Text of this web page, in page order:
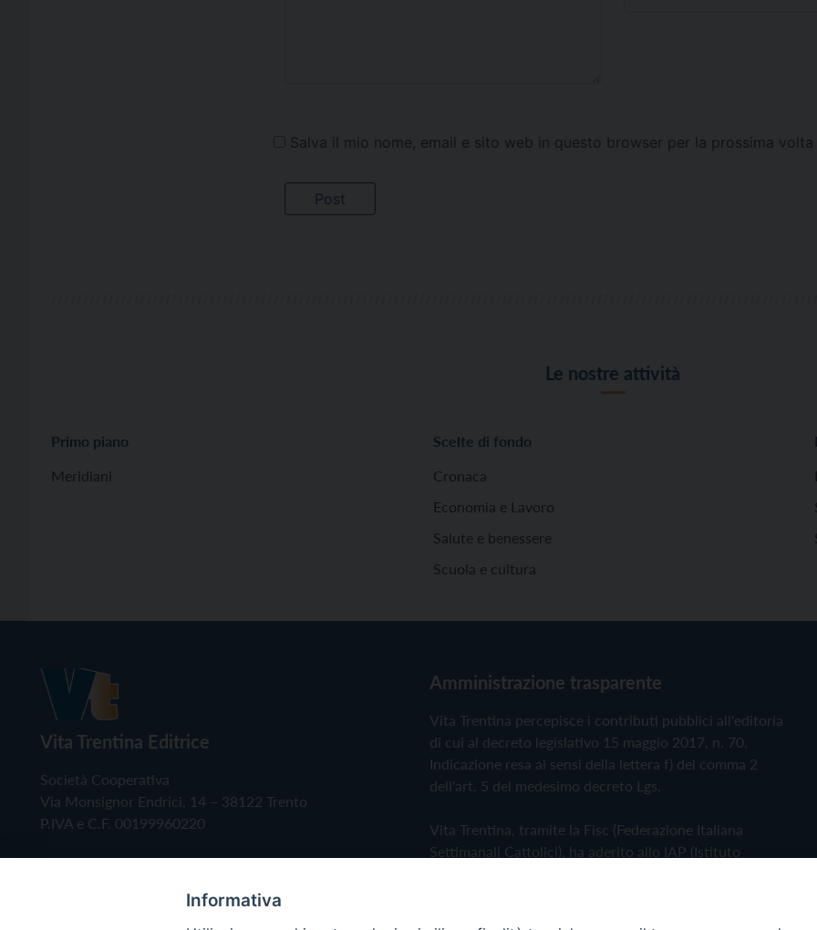
Salva il mio nome, email e sito web in questo browser per la prossima
Le nostre attività
Primo piano
Meridiani
Scelte di fondo
Cronaca
Economia e Lavoro
Salute e benessere
Scuola e cultura
Vita Trentina Editrice
Società Cooperativa
Via Monsignor Endrici, 14 – 38122 Trento
P.IVA e C.F. 00199960220
Amministrazione trasparente
Vita Trentina percepisce i contributi pubblici all'editoria
di cui al decreto legislativo 15 maggio 2017, n. 70.
Indicazione resa ai sensi della lettera f) del comma 2
dell'art. 5 del medesimo decreto Lgs.
Vita Trentina, tramite la Fisc (Federazione Italiana
Settimanali Cattolici), ha aderito allo IAP (Istituto
Informativa